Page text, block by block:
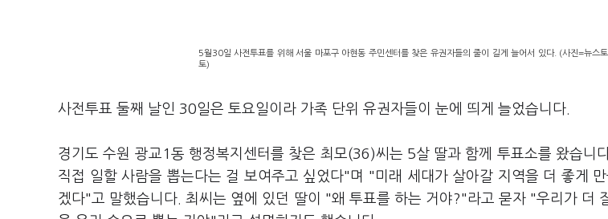
5월30일 사전투표를 위해 서울 마포구 아현동 주민센터를 찾은 유권자들의 줄이 길게 늘어서 있다. (사진=뉴스
토)
사전투표 둘째 날인 30일은 토요일이라 가족 단위 유권자들이 눈에 띄게 늘었습니다.
경기도 수원 광교1동 행정복지센터를 찾은 최모(36)씨는 5살 딸과 함께 투표소를 왔습니
직접 일할 사람을 뽑는다는 걸 보여주고 싶었다"며 "미래 세대가 살아갈 지역을 더 좋게
겠다"고 말했습니다. 최씨는 옆에 있던 딸이 "왜 투표를 하는 거야?"라고 묻자 "우리가 더